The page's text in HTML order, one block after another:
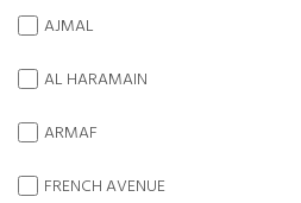
AJMAL
AL HARAMAIN
ARMAF
FRENCH AVENUE